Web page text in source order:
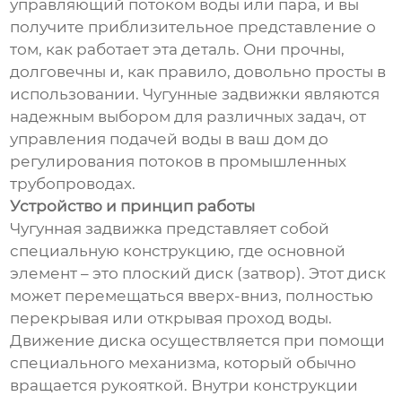
управляющий потоком воды или пара, и вы
получите приблизительное представление о
том, как работает эта деталь. Они прочны,
долговечны и, как правило, довольно просты в
использовании. Чугунные задвижки являются
надежным выбором для различных задач, от
управления подачей воды в ваш дом до
регулирования потоков в промышленных
трубопроводах.
Устройство и принцип работы
Чугунная задвижка представляет собой
специальную конструкцию, где основной
элемент – это плоский диск (затвор). Этот диск
может перемещаться вверх-вниз, полностью
перекрывая или открывая проход воды.
Движение диска осуществляется при помощи
специального механизма, который обычно
вращается рукояткой. Внутри конструкции